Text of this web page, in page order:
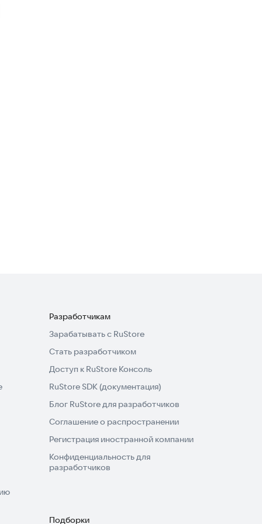
Разработчикам
Зарабатывать с RuStore
Стать разработчиком
Доступ к RuStore Консоль
RuStore SDK (документация)
Блог RuStore для разработчиков
Соглашение о распространении
Регистрация иностранной компании
Конфиденциальность для
разработчиков
Подборки